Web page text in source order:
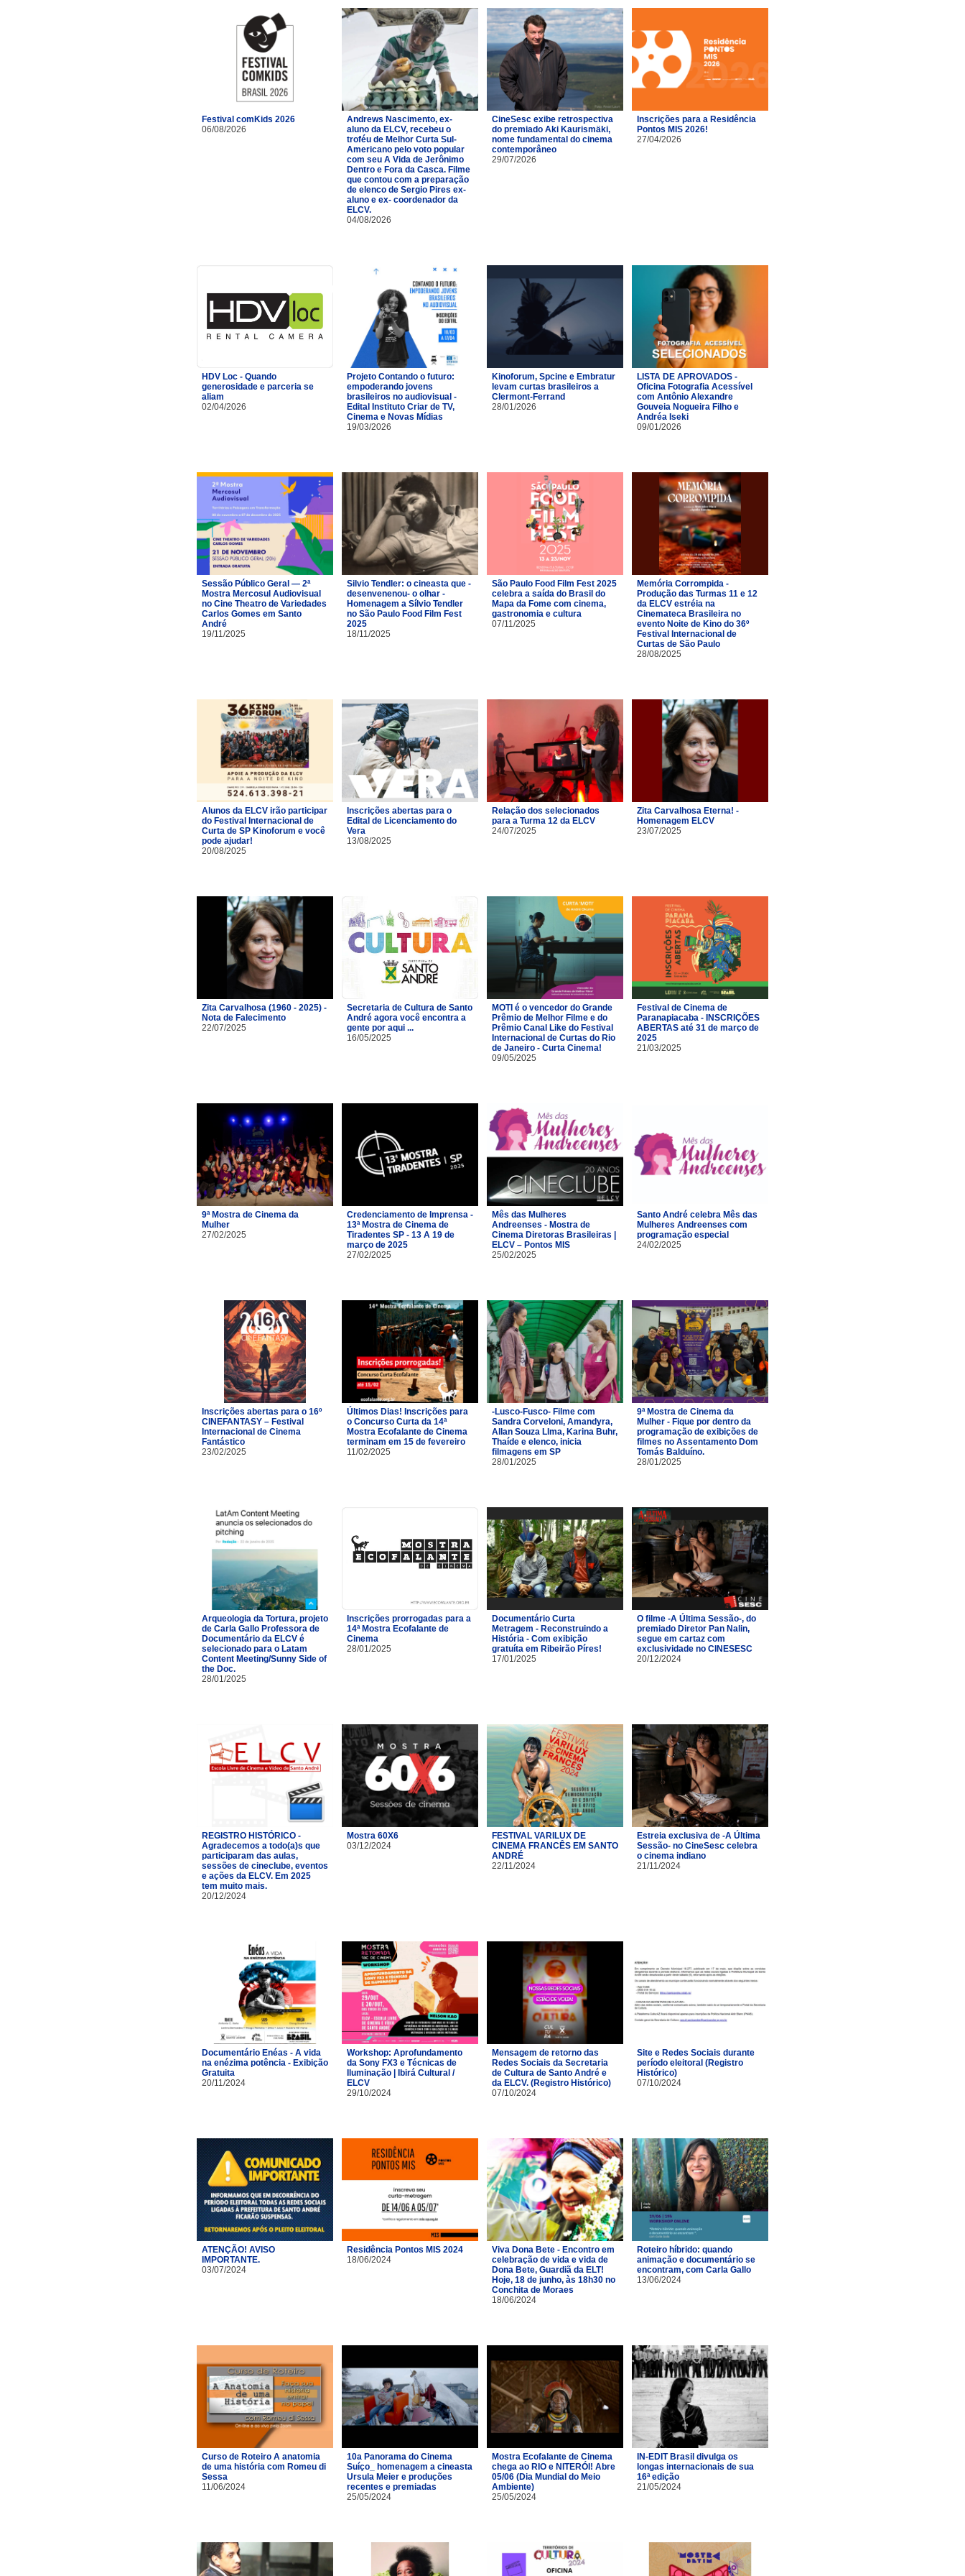
Festival comKids 2026
06/08/2026
Andrews Nascimento, ex-
aluno da ELCV, recebeu o
troféu de Melhor Curta Sul-
Americano pelo voto popular
com seu A Vida de Jerônimo
Dentro e Fora da Casca. Filme
que contou com a preparação
de elenco de Sergio Pires ex-
aluno e ex- coordenador da
ELCV.
04/08/2026
CineSesc exibe retrospectiva
do premiado Aki Kaurismäki,
nome fundamental do cinema
contemporâneo
29/07/2026
Inscrições para a Residência
Pontos MIS 2026!
27/04/2026
HDV Loc - Quando
generosidade e parceria se
aliam
02/04/2026
Projeto Contando o futuro:
empoderando jovens
brasileiros no audiovisual -
Edital Instituto Criar de TV,
Cinema e Novas Mídias
19/03/2026
Kinoforum, Spcine e Embratur
levam curtas brasileiros a
Clermont-Ferrand
28/01/2026
LISTA DE APROVADOS -
Oficina Fotografia Acessível
com Antônio Alexandre
Gouveia Nogueira Filho e
Andréa Iseki
09/01/2026
Sessão Público Geral — 2ª
Mostra Mercosul Audiovisual
no Cine Theatro de Variedades
Carlos Gomes em Santo
André
19/11/2025
Silvio Tendler: o cineasta que -
desenvenenou- o olhar -
Homenagem a Sílvio Tendler
no São Paulo Food Film Fest
2025
18/11/2025
São Paulo Food Film Fest 2025
celebra a saída do Brasil do
Mapa da Fome com cinema,
gastronomia e cultura
07/11/2025
Memória Corrompida -
Produção das Turmas 11 e 12
da ELCV estréia na
Cinemateca Brasileira no
evento Noite de Kino do 36º
Festival Internacional de
Curtas de São Paulo
28/08/2025
Alunos da ELCV irão participar
do Festival Internacional de
Curta de SP Kinoforum e você
pode ajudar!
20/08/2025
Inscrições abertas para o
Edital de Licenciamento do
Vera
13/08/2025
Relação dos selecionados
para a Turma 12 da ELCV
24/07/2025
Zita Carvalhosa Eterna! -
Homenagem ELCV
23/07/2025
Zita Carvalhosa (1960 - 2025) -
Nota de Falecimento
22/07/2025
Secretaria de Cultura de Santo
André agora você encontra a
gente por aqui ...
16/05/2025
MOTI é o vencedor do Grande
Prêmio de Melhor Filme e do
Prêmio Canal Like do Festival
Internacional de Curtas do Rio
de Janeiro - Curta Cinema!
09/05/2025
Festival de Cinema de
Paranapiacaba - INSCRIÇÕES
ABERTAS até 31 de março de
2025
21/03/2025
9ª Mostra de Cinema da
Mulher
27/02/2025
Credenciamento de Imprensa -
13ª Mostra de Cinema de
Tiradentes SP - 13 A 19 de
março de 2025
27/02/2025
Mês das Mulheres
Andreenses - Mostra de
Cinema Diretoras Brasileiras |
ELCV – Pontos MIS
25/02/2025
Santo André celebra Mês das
Mulheres Andreenses com
programação especial
24/02/2025
Inscrições abertas para o 16º
CINEFANTASY – Festival
Internacional de Cinema
Fantástico
23/02/2025
Últimos Dias! Inscrições para
o Concurso Curta da 14ª
Mostra Ecofalante de Cinema
terminam em 15 de fevereiro
11/02/2025
-Lusco-Fusco- Filme com
Sandra Corveloni, Amandyra,
Allan Souza LIma, Karina Buhr,
Thaíde e elenco, inicia
filmagens em SP
28/01/2025
9ª Mostra de Cinema da
Mulher - Fique por dentro da
programação de exibições de
filmes no Assentamento Dom
Tomás Balduíno.
28/01/2025
Arqueologia da Tortura, projeto
de Carla Gallo Professora de
Documentário da ELCV é
selecionado para o Latam
Content Meeting/Sunny Side of
the Doc.
28/01/2025
Inscrições prorrogadas para a
14ª Mostra Ecofalante de
Cinema
28/01/2025
Documentário Curta
Metragem - Reconstruindo a
História - Com exibição
gratuíta em Ribeirão Píres!
17/01/2025
O filme -A Última Sessão-, do
premiado Diretor Pan Nalin,
segue em cartaz com
exclusividade no CINESESC
20/12/2024
REGISTRO HISTÓRICO -
Agradecemos a todo(a)s que
participaram das aulas,
sessões de cineclube, eventos
e ações da ELCV. Em 2025
tem muito mais.
20/12/2024
Mostra 60X6
03/12/2024
FESTIVAL VARILUX DE
CINEMA FRANCÊS EM SANTO
ANDRÉ
22/11/2024
Estreia exclusiva de -A Última
Sessão- no CineSesc celebra
o cinema indiano
21/11/2024
Documentário Enéas - A vida
na enézima potência - Exibição
Gratuita
20/11/2024
Workshop: Aprofundamento
da Sony FX3 e Técnicas de
Iluminação | Ibirá Cultural /
ELCV
29/10/2024
Mensagem de retorno das
Redes Sociais da Secretaria
de Cultura de Santo André e
da ELCV. (Registro Histórico)
07/10/2024
Site e Redes Sociais durante
período eleitoral (Registro
Histórico)
07/10/2024
ATENÇÃO! AVISO
IMPORTANTE.
03/07/2024
Residência Pontos MIS 2024
18/06/2024
Viva Dona Bete - Encontro em
celebração de vida e vida de
Dona Bete, Guardiã da ELT!
Hoje, 18 de junho, às 18h30 no
Conchita de Moraes
18/06/2024
Roteiro híbrido: quando
animação e documentário se
encontram, com Carla Gallo
13/06/2024
Curso de Roteiro A anatomia
de uma história com Romeu di
Sessa
11/06/2024
10a Panorama do Cinema
Suíço_ homenagem a cineasta
Ursula Meier e produções
recentes e premiadas
25/05/2024
Mostra Ecofalante de Cinema
chega ao RIO e NITERÓI! Abre
05/06 (Dia Mundial do Meio
Ambiente)
25/05/2024
IN-EDIT Brasil divulga os
longas internacionais de sua
16ª edição
21/05/2024